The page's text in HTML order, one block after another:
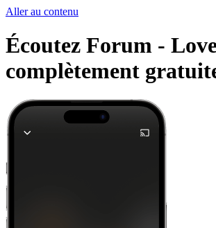
Aller au contenu
Écoutez Forum -
complètement